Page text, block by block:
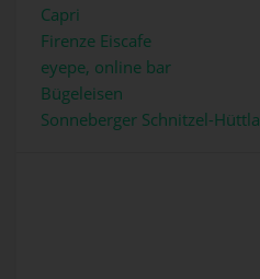
Capri
Firenze Eiscafe
eyepe, online bar
Bügeleisen
Sonneberger Schnitzel-Hüttla